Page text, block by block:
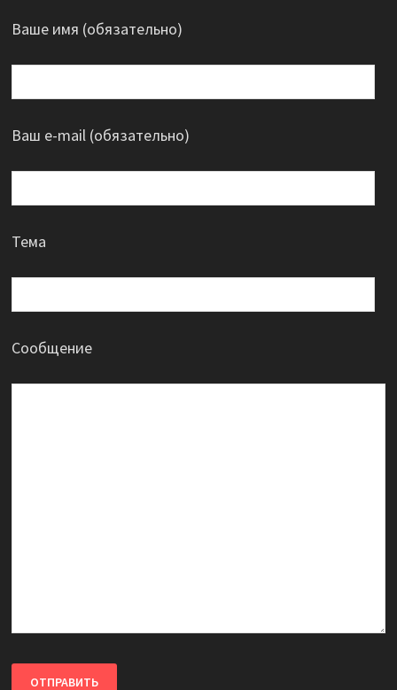
Ваше имя (обязательно)
Ваш e-mail (обязательно)
Тема
Сообщение